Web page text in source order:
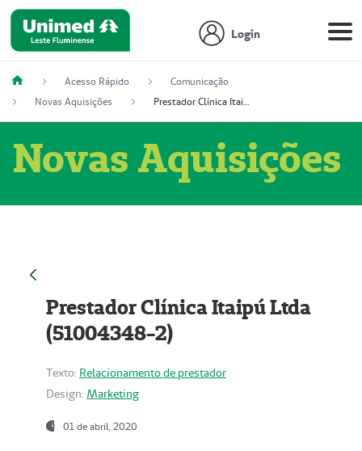
Login
Acesso Rápido
Comunicação
Novas Aquisições
Prestador Clínica Itaipú Ltda (51004348-2)
Novas Aquisições
Prestador Clínica Itaipú Ltda
(51004348-2)
Texto: Relacionamento de prestador
Design: Marketing
01 de abril, 2020